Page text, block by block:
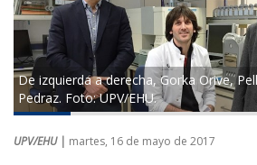
De izquierda a derecha, Gorka Orive,
Pedraz. Foto: UPV/EHU.
UPV/EHU | martes, 16 de mayo de 2017